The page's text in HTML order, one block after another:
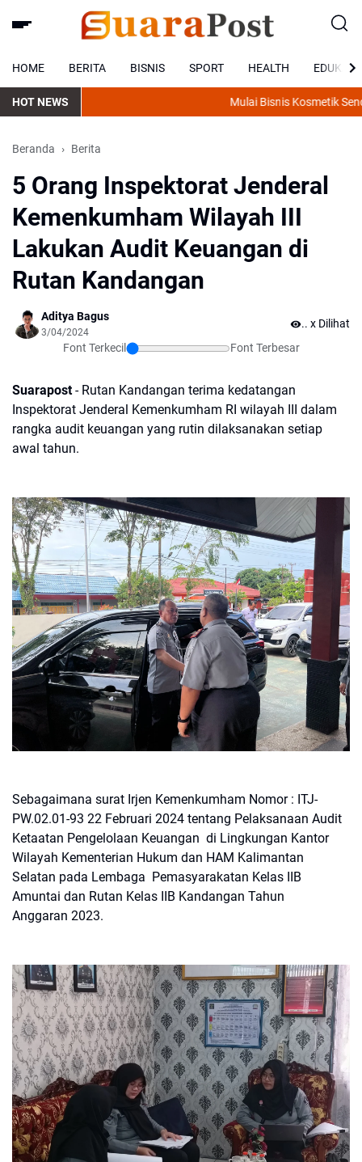
HOME BERITA BISNIS SPORT HEALTH EDUKASI
HOT NEWS Mulai Bisnis Kosmetik
Beranda Berita
5 Orang Inspektorat Jenderal
Kemenkumham Wilayah III
Lakukan Audit Keuangan di
Rutan Kandangan
Aditya Bagus
3/04/2024
Font Terkecil Font Terbesar
. x Dilihat
Suarapost- Rutan Kandangan terima kedatangan
Inspektorat Jenderal Kemenkumham RI wilayah III dalam
rangka audit keuangan yang rutin dilaksanakan setiap
awal tahun.
Sebagaimana surat Irjen Kemenkumham Nomor : ITJ-
PW.02.01-93 22 Februari 2024 tentang Pelaksanaan Audit
Ketaatan Pengelolaan Keuangan di Lingkungan Kantor
Wilayah Kementerian Hukum dan HAM Kalimantan
Selatan pada Lembaga Pemasyarakatan Kelas IIB
Amuntai dan Rutan Kelas IIB Kandangan Tahun
Anggaran 2023.